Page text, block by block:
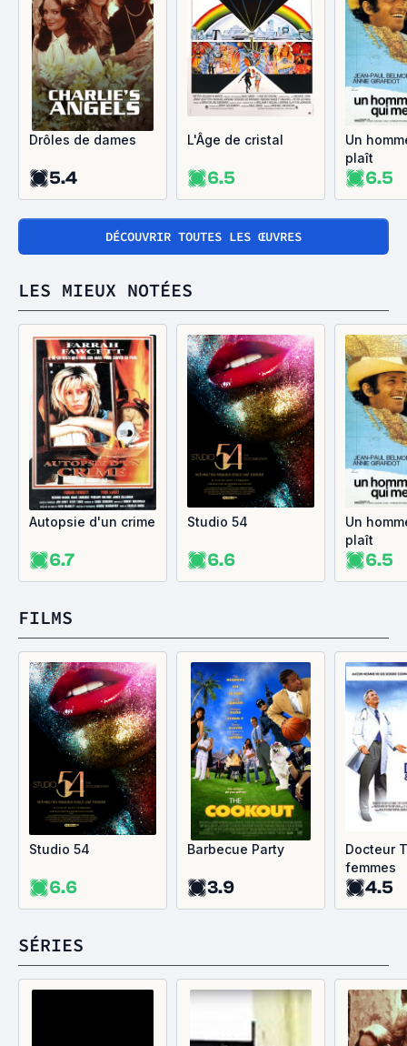
Drôles de dames
5.4
L'Âge de cristal
6.5
Un
plaît
6.5
DÉCOUVRIR TOUTES LES ŒUVRES
LES MIEUX NOTÉES
Autopsie d'un crime
6.7
Studio 54
6.6
Un
plaît
6.5
FILMS
Studio 54
6.6
Barbecue Party
3.9
Docteur
femmes
4.5
SÉRIES